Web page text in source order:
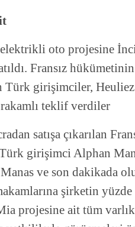
elektrikli oto projesine
Fransız hükümetinin
Türk girişimciler,
teklif verdiler
satışa çıkarılan
girişimci Alphan
ve son dakikada
şirketin yüzde
projesine ait tüm